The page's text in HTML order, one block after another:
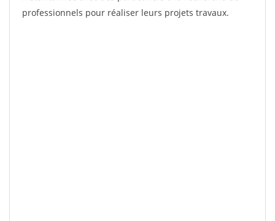
professionnels pour réaliser leurs projets travaux.